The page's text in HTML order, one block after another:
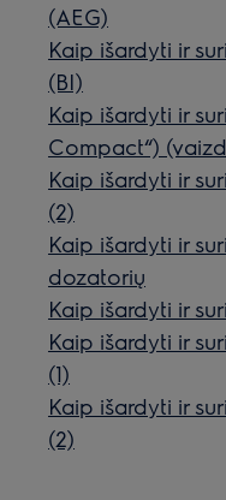
(AEG)
Kaip išardyti ir
(BI)
Kaip išardyti ir
Compact“)
Kaip išardyti ir
(2)
Kaip išardyti ir
dozatorių
Kaip išardyti ir
Kaip išardyti ir
(1)
Kaip išardyti ir
(2)